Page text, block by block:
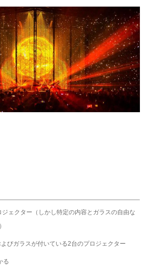
ェクター（しかし特定の内容とガラスの自由な
びガラスが付いている2台のプロジェクター
る